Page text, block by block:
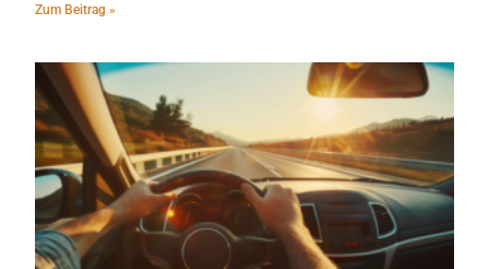
Zum Beitrag »